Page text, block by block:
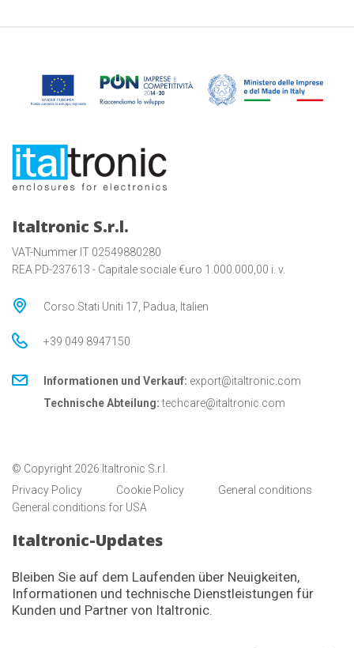
Italtronic S.r.l.
VAT-Nummer IT 02549880280
REA PD-237613 - Capitale sociale €uro 1.000.000,00 i. v.
Corso Stati Uniti 17, Padua, Italien
+39 049 8947150
Informationen und Verkauf: export@italtronic.com
Technische Abteilung: techcare@italtronic.com
© Copyright 2026 Italtronic S.r.l.
Privacy Policy
Cookie Policy
General conditions
General conditions for USA
Italtronic-Updates
Bleiben Sie auf dem Laufenden über Neuigkeiten,
Informationen und technische Dienstleistungen für
Kunden und Partner von Italtronic.